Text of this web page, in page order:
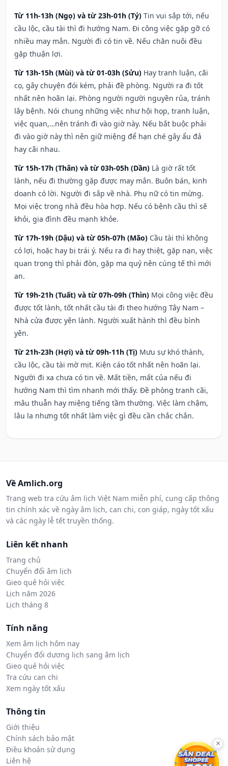
Từ 11h-13h (Ngọ) và từ 23h-01h (Tý) Tin vui sắp tới, nếu
cầu lộc, cầu tài thì đi hướng Nam. Đi công việc gặp gỡ có
nhiều may mắn. Người đi có tin về. Nếu chăn nuôi đều
gặp thuận lợi.
Từ 13h-15h (Mùi) và từ 01-03h (Sửu) Hay tranh luận, cãi
cọ, gây chuyện đói kém, phải đề phòng. Người ra đi tốt
nhất nên hoãn lại. Phòng người người nguyền rủa, tránh
lây bệnh. Nói chung những việc như hội họp, tranh luận,
việc quan,…nên tránh đi vào giờ này. Nếu bắt buộc phải
đi vào giờ này thì nên giữ miệng để hạn ché gây ẩu đả
hay cãi nhau.
Từ 15h-17h (Thân) và từ 03h-05h (Dần) Là giờ rất tốt
lành, nếu đi thường gặp được may mắn. Buôn bán, kinh
doanh có lời. Người đi sắp về nhà. Phụ nữ có tin mừng.
Mọi việc trong nhà đều hòa hợp. Nếu có bệnh cầu thì sẽ
khỏi, gia đình đều mạnh khỏe.
Từ 17h-19h (Dậu) và từ 05h-07h (Mão) Cầu tài thì không
có lợi, hoặc hay bị trái ý. Nếu ra đi hay thiệt, gặp nạn, việc
quan trọng thì phải đòn, gặp ma quỷ nên cúng tế thì mới
an.
Từ 19h-21h (Tuất) và từ 07h-09h (Thìn) Mọi công việc đều
được tốt lành, tốt nhất cầu tài đi theo hướng Tây Nam –
Nhà cửa được yên lành. Người xuất hành thì đều bình
yên.
Từ 21h-23h (Hợi) và từ 09h-11h (Tị) Mưu sự khó thành,
cầu lộc, cầu tài mờ mịt. Kiện cáo tốt nhất nên hoãn lại.
Người đi xa chưa có tin về. Mất tiền, mất của nếu đi
hướng Nam thì tìm nhanh mới thấy. Đề phòng tranh cãi,
mâu thuẫn hay miệng tiếng tầm thường. Việc làm chậm,
lâu la nhưng tốt nhất làm việc gì đều cần chắc chắn.
Về Amlich.org
Trang web tra cứu âm lịch Việt Nam miễn phí, cung cấp thông
tin chính xác về ngày âm lịch, can chi, con giáp, ngày tốt xấu
và các ngày lễ tết truyền thống.
Liên kết nhanh
Trang chủ
Chuyển đổi âm lịch
Gieo quẻ hỏi việc
Lịch năm 2026
Lịch tháng 8
Tính năng
Xem âm lịch hôm nay
Chuyển đổi dương lịch sang âm lịch
Gieo quẻ hỏi việc
Tra cứu can chi
Xem ngày tốt xấu
Thông tin
Giới thiệu
Chính sách bảo mật
Điều khoản sử dụng
Liên hệ
×